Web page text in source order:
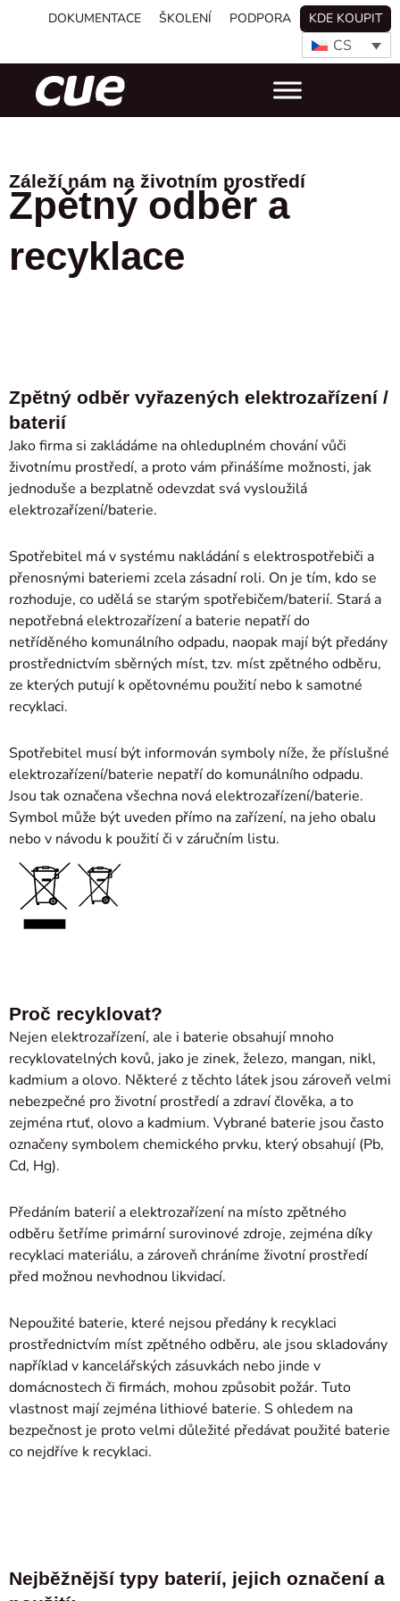
DOKUMENTACE ŠKOLENÍ PODPORA KDE KOUPIT
CS
Záleží nám na životním prostředí
Zpětný odběr a
recyklace
Zpětný odběr vyřazených elektrozařízení /
baterií
Jako firma si zakládáme na ohleduplném chování vůči
životnímu prostředí, a proto vám přinášíme možnosti, jak
jednoduše a bezplatně odevzdat svá vysloužilá
elektrozařízení/baterie.
Spotřebitel má v systému nakládání s elektrospotřebiči a
přenosnými bateriemi zcela zásadní roli. On je tím, kdo se
rozhoduje, co udělá se starým spotřebičem/baterií. Stará a
nepotřebná elektrozařízení a baterie nepatří do
netříděného komunálního odpadu, naopak mají být předány
prostřednictvím sběrných míst, tzv. míst zpětného odběru,
ze kterých putují k opětovnému použití nebo k samotné
recyklaci.
Spotřebitel musí být informován symboly níže, že příslušné
elektrozařízení/baterie nepatří do komunálního odpadu.
Jsou tak označena všechna nová elektrozařízení/baterie.
Symbol může být uveden přímo na zařízení, na jeho obalu
nebo v návodu k použití či v záručním listu.
Proč recyklovat?
Nejen elektrozařízení, ale i baterie obsahují mnoho
recyklovatelných kovů, jako je zinek, železo, mangan, nikl,
kadmium a olovo. Některé z těchto látek jsou zároveň velmi
nebezpečné pro životní prostředí a zdraví člověka, a to
zejména rtuť, olovo a kadmium. Vybrané baterie jsou často
označeny symbolem chemického prvku, který obsahují (Pb,
Cd, Hg).
Předáním baterií a elektrozařízení na místo zpětného
odběru šetříme primární surovinové zdroje, zejména díky
recyklaci materiálu, a zároveň chráníme životní prostředí
před možnou nevhodnou likvidací.
Nepoužité baterie, které nejsou předány k recyklaci
prostřednictvím míst zpětného odběru, ale jsou skladovány
například v kancelářských zásuvkách nebo jinde v
domácnostech či firmách, mohou způsobit požár. Tuto
vlastnost mají zejména lithiové baterie. S ohledem na
bezpečnost je proto velmi důležité předávat použité baterie
co nejdříve k recyklaci.
Nejběžnější typy baterií, jejich označení a